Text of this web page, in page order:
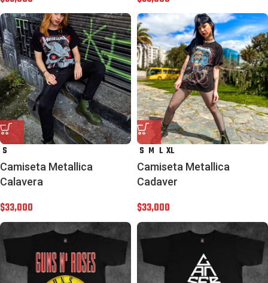
S
Camiseta Metallica
Calavera
$33,000
S M L XL
Camiseta Metallica
Cadaver
$33,000